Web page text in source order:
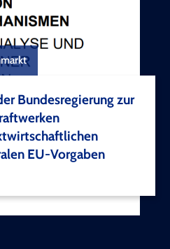
Bundesregierung zur
EU-Vorgaben
TEST COPYRIGHT